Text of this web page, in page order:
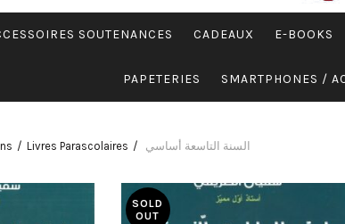
SOUTENANCES CADEAUX E-BOOKS
PAPETERIES SMARTPHONES /
Livres Parascolaires السنة التاسعة أساسي
SOLD
OUT